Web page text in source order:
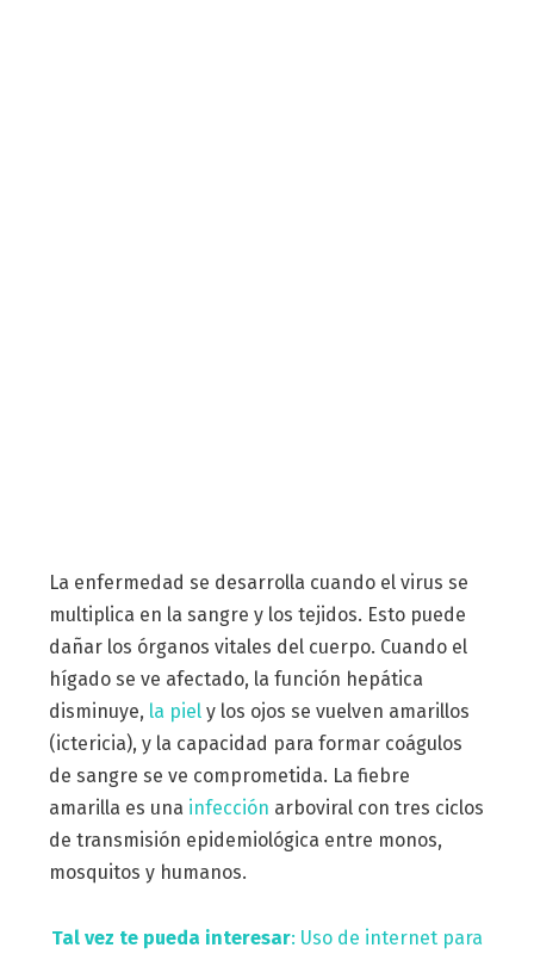
La enfermedad se desarrolla cuando el virus se
multiplica en la sangre y los tejidos. Esto puede
dañar los órganos vitales del cuerpo. Cuando el
hígado se ve afectado, la función hepática
disminuye, la piely los ojos se vuelven amarillos
(ictericia), y la capacidad para formar coágulos
de sangre se ve comprometida. La fiebre
amarilla es una infección arboviral con tres ciclos
de transmisión epidemiológica entre monos,
mosquitos y humanos.
Tal vez te pueda interesar: Uso de internet para